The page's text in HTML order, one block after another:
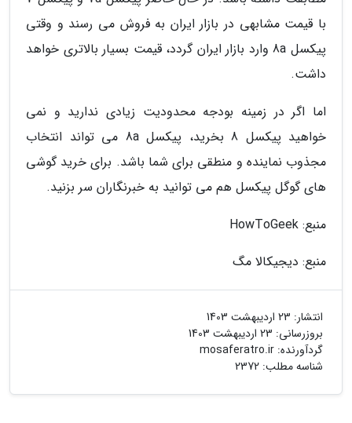
با قیمت مشابهی در بازار ایران به فروش می رسند و وقتی
پیکسل 8a وارد بازار ایران گردد، قیمت بسیار بالاتری خواهد
داشت.
اما اگر در زمینه بودجه محدودیت زیادی ندارید و نمی
خواهید پیکسل 8 بخرید، پیکسل 8a می تواند انتخاب
مجذوب نماینده و منطقی برای شما باشد. برای خرید گوشی
های گوگل پیکسل هم می توانید به خبرنگاران سر بزنید.
منبع: HowToGeek
منبع: دیجیکالا مگ
انتشار: 23 اردیبهشت 1403
بروزرسانی: 23 اردیبهشت 1403
گردآورنده: mosaferatro.ir
شناسه مطلب: 2372